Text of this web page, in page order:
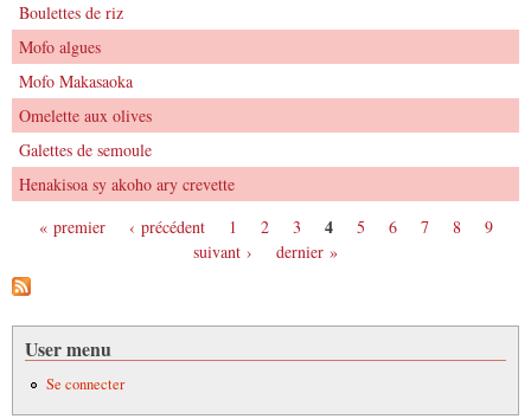
Boulettes de riz
Mofo algues
Mofo Makasaoka
Omelette aux olives
Galettes de semoule
Henakisoa sy akoho ary crevette
Pages
« premier ‹ précédent 1 2 3 4 5 6 7 8
9
suivant ›
dernier »
User menu
Se connecter